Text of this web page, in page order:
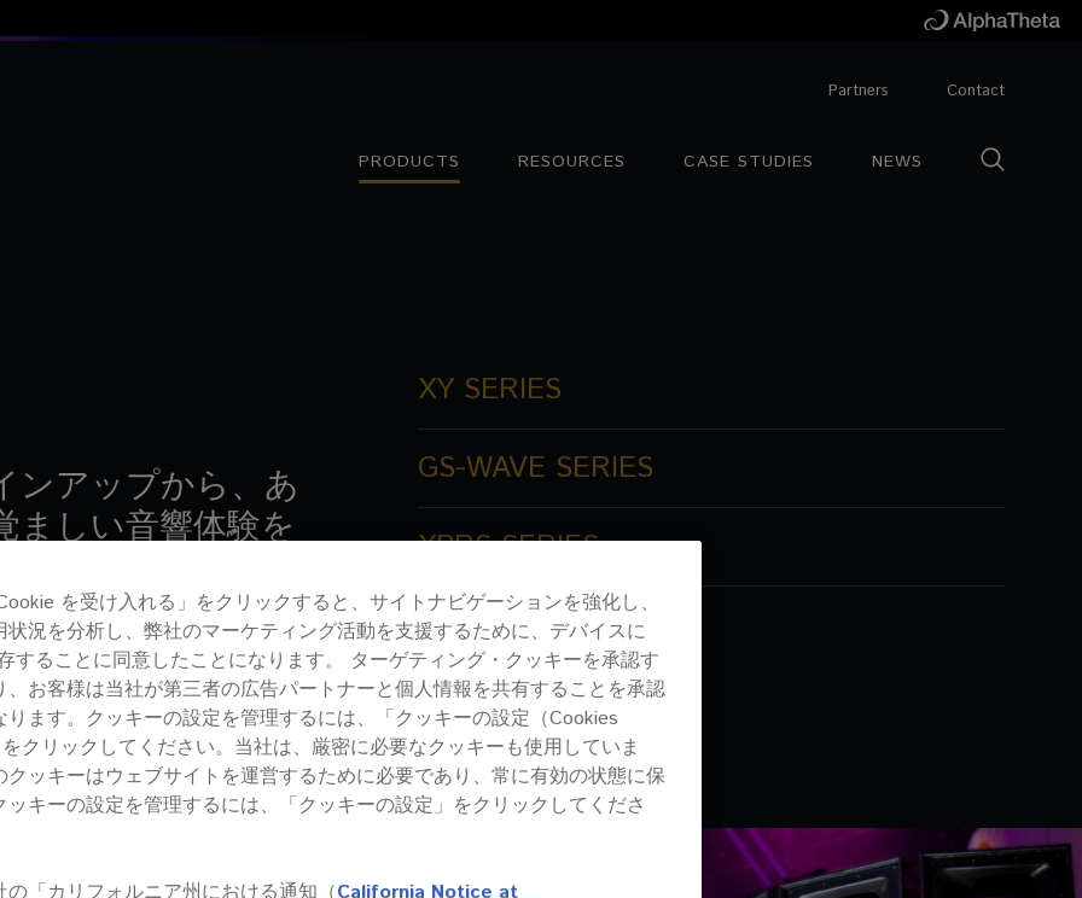
PRODUCTS RESOURCES CASE STUDIES NEWS
Partners Contact
ンアップから、あ
ましい音響体験を
XY SERIES
GS-WAVE SERIES
XPRS SERIES
COMMERCIAL
を受け入れる」をクリックすると、サイトナビゲーションを強化し、
状況を分析し、弊社のマーケティング活動を支援するために、デバイスに
することに同意したことになります。 ターゲティング・クッキーを承認す
、お客様は当社が第三者の広告パートナーと個人情報を共有することを承認
ります。クッキーの設定を管理するには、「クッキーの設定（Cookies
クリックしてください。当社は、厳密に必要なクッキーも使用していま
クッキーはウェブサイトを運営するために必要であり、常に有効の状態に保
ッキーの設定を管理するには、「クッキーの設定」をクリックしてくださ